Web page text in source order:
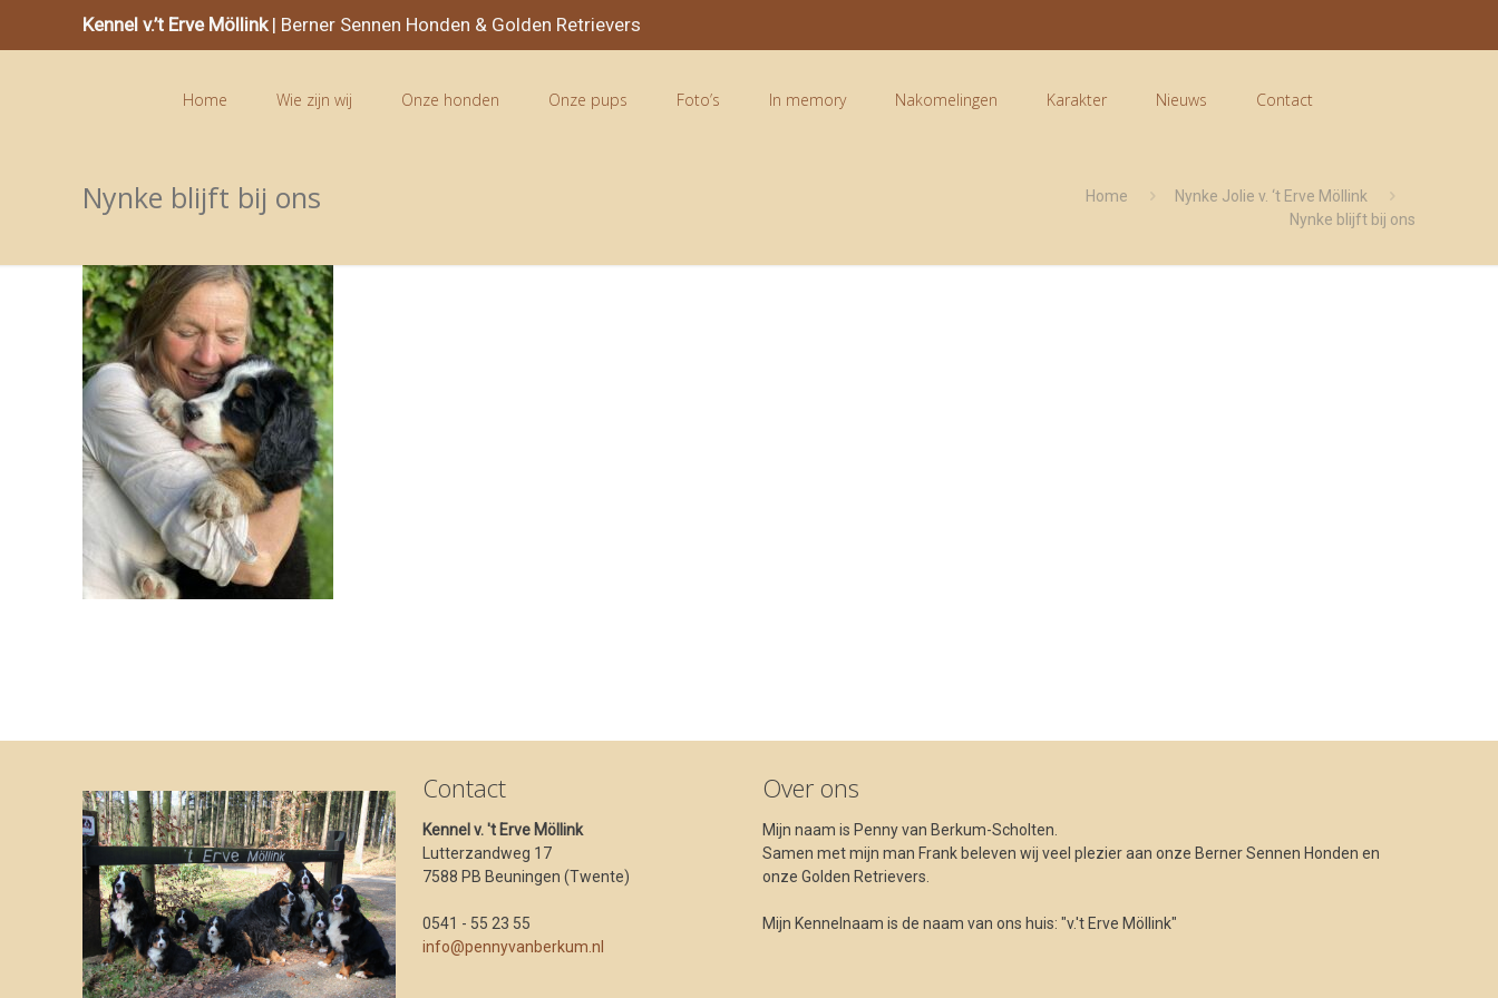
Kennel v.’t Erve Möllink| Berner Sennen Honden & Golden Retrievers
Home Wie zijn wij Onze honden Onze pups Foto’s In memory Nakomelingen Karakter Nieuws Contact
Nynke blijft bij ons Home
Nynke Jolie v. ‘t Erve Möllink
Nynke blijft bij ons
Contact
Kennel v. 't Erve Möllink
Lutterzandweg 17
7588 PB Beuningen (Twente)
0541 - 55 23 55
info@pennyvanberkum.nl
Over ons
Mijn naam is Penny van Berkum-Scholten.
Samen met mijn man Frank beleven wij veel plezier aan onze Berner Sennen Honden en
onze Golden Retrievers.
Mijn Kennelnaam is de naam van ons huis: "v.'t Erve Möllink"